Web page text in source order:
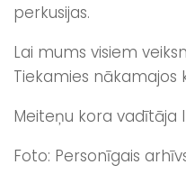
perkusijas.
Lai mums visiem
Tiekamies nākamajos
Meiteņu kora vadītāja
Foto: Personīgais